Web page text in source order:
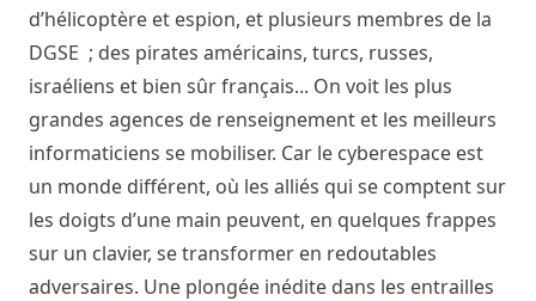
d’hélicoptère et espion, et plusieurs membres de la
DGSE ; des pirates américains, turcs, russes,
israéliens et bien sûr français... On voit les plus
grandes agences de renseignement et les meilleurs
informaticiens se mobiliser. Car le cyberespace est
un monde différent, où les alliés qui se comptent sur
les doigts d’une main peuvent, en quelques frappes
sur un clavier, se transformer en redoutables
adversaires. Une plongée inédite dans les entrailles